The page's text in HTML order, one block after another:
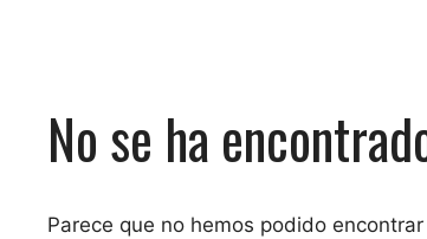
No se ha
Parece que no hemos podido